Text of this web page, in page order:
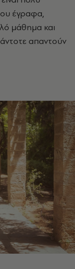
έγραφα,
μάθημα και
απαντούν